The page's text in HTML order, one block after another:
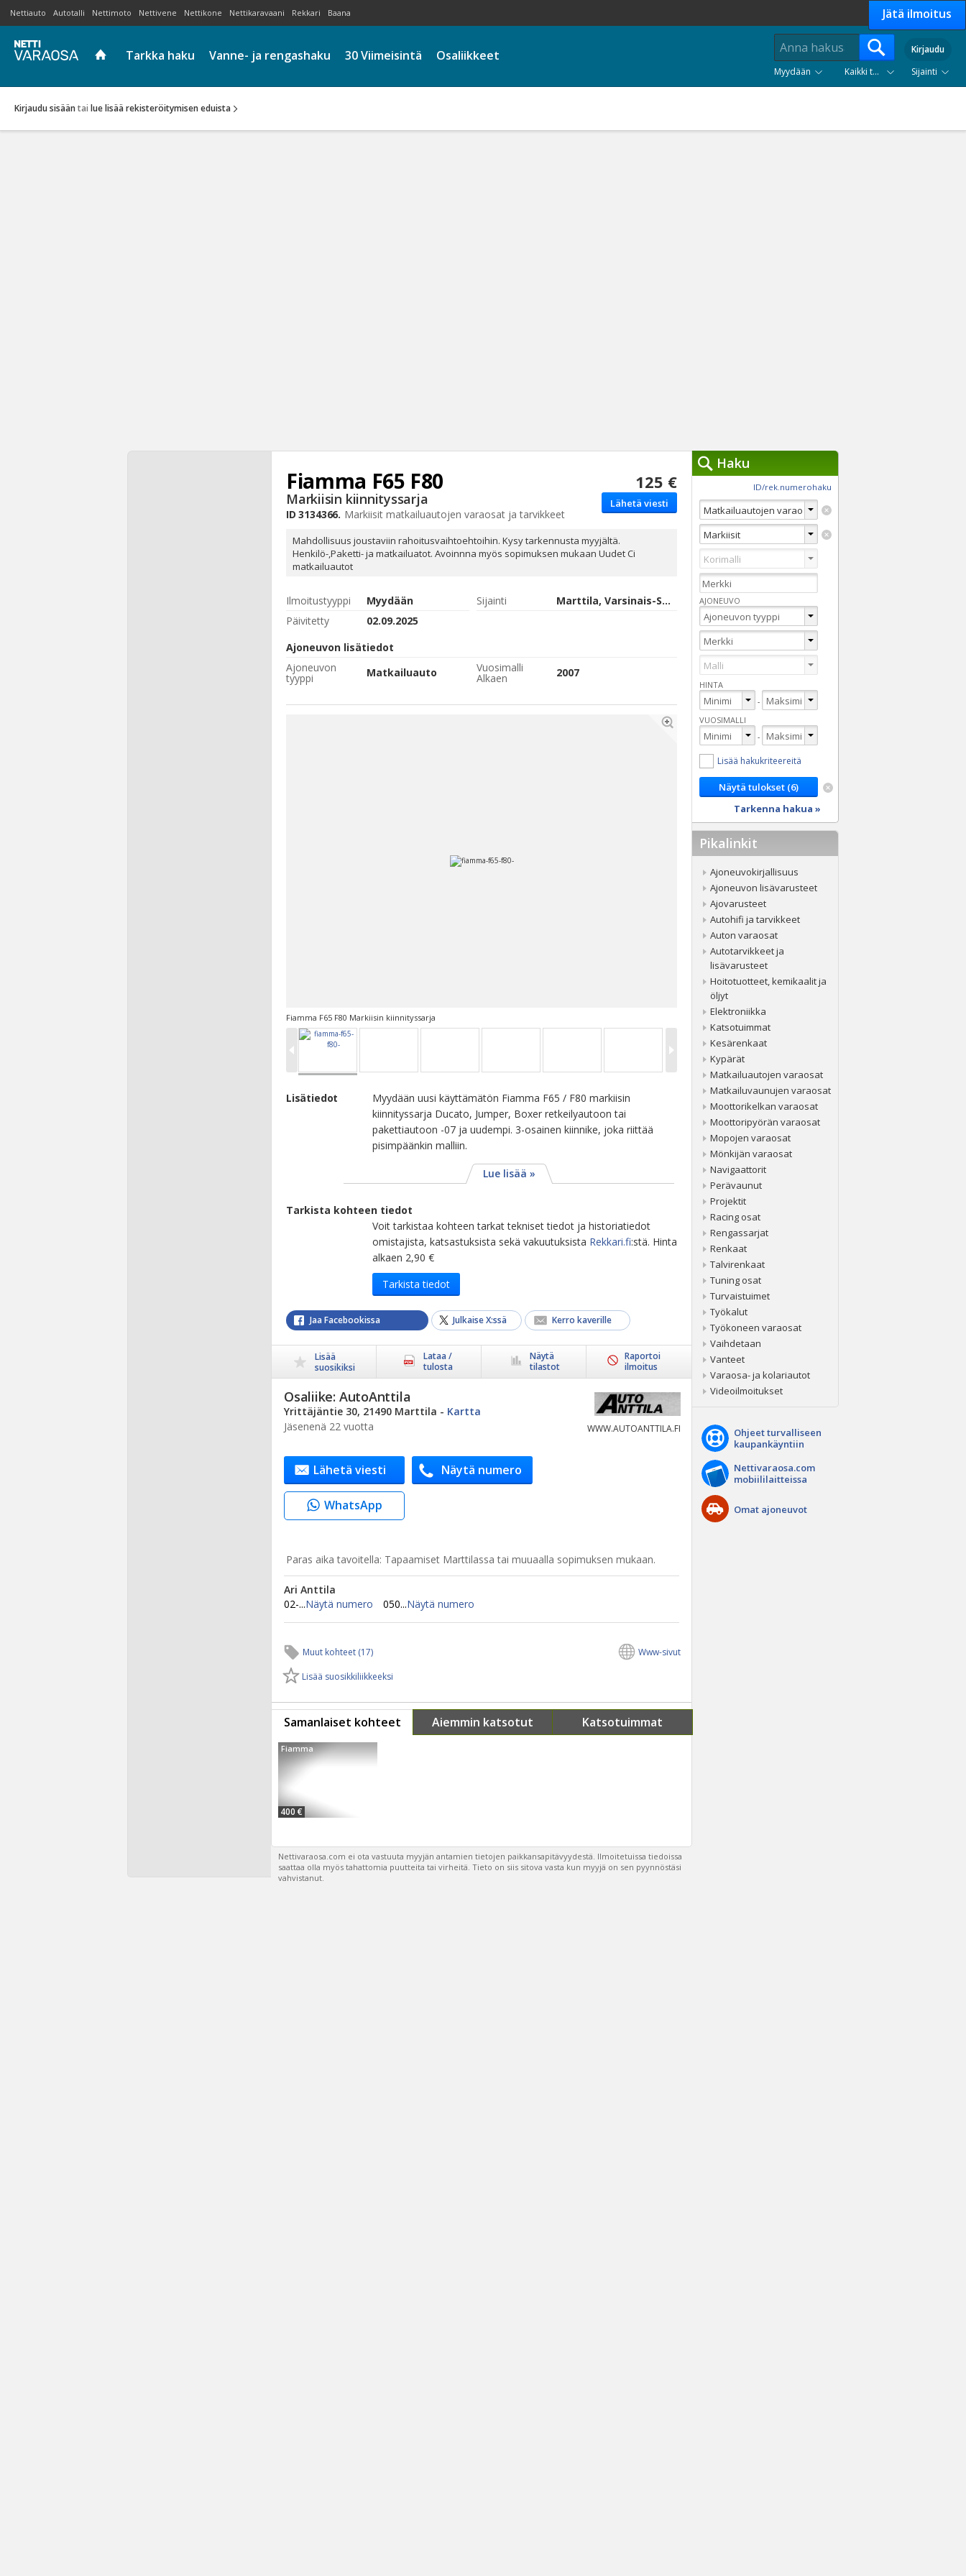
Nettiauto Autotalli Nettimoto Nettivene Nettikone Nettikaravaani Rekkari Baana Jätä ilmoitus
Tarkka haku Vanne- ja rengashaku 30 Viimeisintä Osaliikkeet
Kirjaudu
Myydään
Kaikki tuoteryhmät Sijainti
Kirjaudu sisään tai lue lisää rekisteröitymisen eduista
125 €
Lähetä viesti
Fiamma F65 F80
Markiisin kiinnityssarja
ID3134366. Markiisitmatkailuautojen varaosat ja tarvikkeet
Mahdollisuus joustaviin rahoitusvaihtoehtoihin. Kysy tarkennusta myyjältä.
Henkilö-,Paketti- ja matkailuatot. Avoinnna myös sopimuksen mukaan Uudet Ci
matkailuautot
Ilmoitustyyppi Myydään Sijainti
Marttila, Varsinais-Suomi
Päivitetty
02.09.2025
Ajoneuvon lisätiedot
Ajoneuvon
tyyppi Matkailuauto Vuosimalli
Alkaen 2007
Fiamma F65 F80 Markiisin kiinnityssarja
Lisätiedot
Myydään uusi käyttämätön Fiamma F65 / F80 markiisin
kiinnityssarja Ducato, Jumper, Boxer retkeilyautoon tai
pakettiautoon -07 ja uudempi. 3-osainen kiinnike, joka riittää
pisimpäänkin malliin.
Lue lisää »
Tarkista kohteen tiedot
Voit tarkistaa kohteen tarkat tekniset tiedot ja historiatiedot
omistajista, katsastuksista sekä vakuutuksista Rekkari.fi:stä. Hinta
alkaen 2,90 €
Tarkista tiedot
Jaa Facebookissa Julkaise X:ssä Kerro kaverille
Lisää
suosikiksi
Lataa /
tulosta
Näytä
tilastot
Raportoi
ilmoitus
WWW.AUTOANTTILA.FI
Osaliike: AutoAnttila
Yrittäjäntie 30, 21490 Marttila - Kartta
Jäsenenä 22 vuotta
Lähetä viesti Näytä numero
WhatsApp
Paras aika tavoitella: Tapaamiset Marttilassa tai muuaalla sopimuksen mukaan.
Ari Anttila
02-...Näytä numero 050...Näytä numero
Muut kohteet (17)
Lisää suosikkiliikkeeksi
Www-sivut
Samanlaiset kohteet Aiemmin katsotut Katsotuimmat
Fiamma
400 €
Nettivaraosa.com ei ota vastuuta myyjän antamien tietojen paikkansapitävyydestä. Ilmoitetuissa tiedoissa
saattaa olla myös tahattomia puutteita tai virheitä. Tieto on siis sitova vasta kun myyjä on sen pyynnöstäsi
vahvistanut.
Haku
Hakutyökalut »
Tyhjennä haut
ID/rek.numerohaku
AJONEUVO
HINTA
-
VUOSIMALLI
-
Lisää hakukriteereitä
Tarkenna hakua »
Pikalinkit
Ajoneuvokirjallisuus
Ajoneuvon lisävarusteet
Ajovarusteet
Autohifi ja tarvikkeet
Auton varaosat
Autotarvikkeet ja
lisävarusteet
Hoitotuotteet, kemikaalit ja
öljyt
Elektroniikka
Katsotuimmat
Kesärenkaat
Kypärät
Matkailuautojen varaosat
Matkailuvaunujen varaosat
Moottorikelkan varaosat
Moottoripyörän varaosat
Mopojen varaosat
Mönkijän varaosat
Navigaattorit
Perävaunut
Projektit
Racing osat
Rengassarjat
Renkaat
Talvirenkaat
Tuning osat
Turvaistuimet
Työkalut
Työkoneen varaosat
Vaihdetaan
Vanteet
Varaosa- ja kolariautot
Videoilmoitukset
Ohjeet turvalliseen
kaupankäyntiin
Nettivaraosa.com
mobiililaitteissa
Omat ajoneuvot